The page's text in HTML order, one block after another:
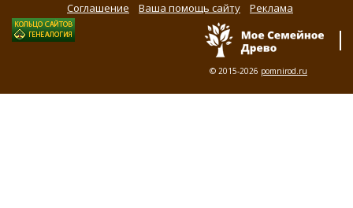
Соглашение Ваша помощь сайту Реклама
© 2015-2026 pomnirod.ru